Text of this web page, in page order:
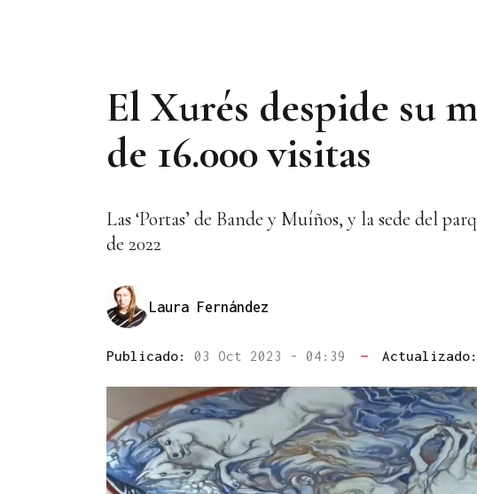
El Xurés despide su
de 16.000 visitas
Las ‘Portas’ de Bande y Muíños, y la sede del
de 2022
Laura Fernández
Publicado: 03 Oct 2023 - 04:39 — Actualizado: